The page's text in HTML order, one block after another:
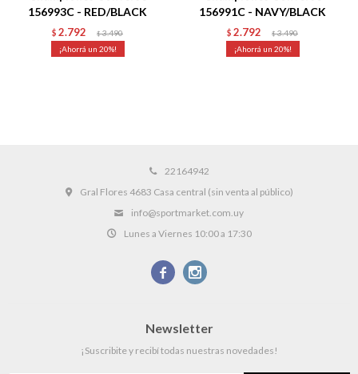
156993C - RED/BLACK
$ 2.792 $ 3.490
20
156991C - NAVY/BLACK
$ 2.792 $ 3.490
20
22164942
Gral Flores 4683 Casa central (sin venta al público)
info@sportmarket.com.uy
Lunes a Viernes 10:00 a 17:30
 
Newsletter
¡Suscribite y recibí todas nuestras novedades!